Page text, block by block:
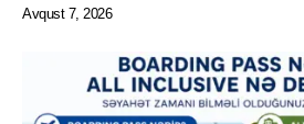
Avqust 7, 2026